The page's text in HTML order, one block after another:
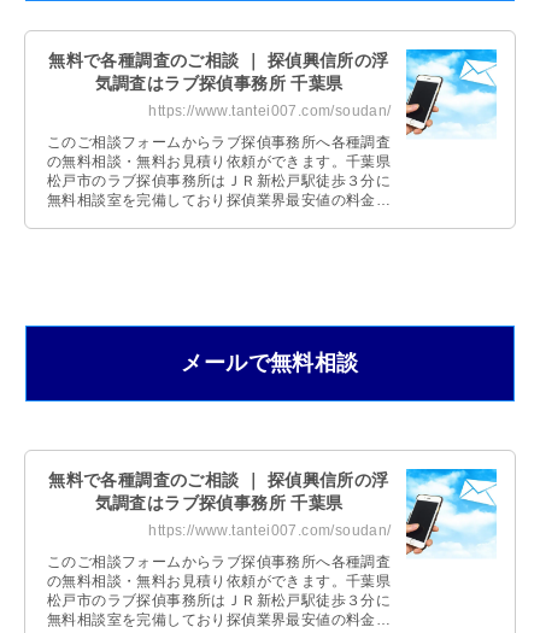
無料で各種調査のご相談 ｜ 探偵興信所の浮
気調査はラブ探偵事務所 千葉県
https://www.tantei007.com/soudan/
このご相談フォームからラブ探偵事務所へ各種調査
の無料相談・無料お見積り依頼ができます。千葉県
松戸市のラブ探偵事務所はＪＲ新松戸駅徒歩３分に
無料相談室を完備しており探偵業界最安値の料金体
メールで無料相談
無料で各種調査のご相談 ｜ 探偵興信所の浮
気調査はラブ探偵事務所 千葉県
https://www.tantei007.com/soudan/
このご相談フォームからラブ探偵事務所へ各種調査
の無料相談・無料お見積り依頼ができます。千葉県
松戸市のラブ探偵事務所はＪＲ新松戸駅徒歩３分に
無料相談室を完備しており探偵業界最安値の料金体